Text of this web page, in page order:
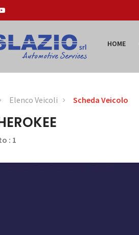
HOME
Elenco Veicoli Scheda Veicolo
: 1